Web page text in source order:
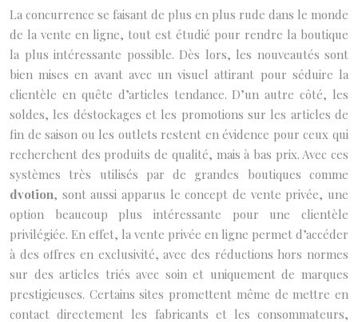
La concurrence se faisant de plus en plus rude dans le monde
de la vente en ligne, tout est étudié pour rendre la boutique
la plus intéressante possible. Dès lors, les nouveautés sont
bien mises en avant avec un visuel attirant pour séduire la
clientèle en quête d’articles tendance. D’un autre côté, les
soldes, les déstockages et les promotions sur les articles de
fin de saison ou les outlets restent en évidence pour ceux qui
recherchent des produits de qualité, mais à bas prix. Avec ces
systèmes très utilisés par de grandes boutiques comme
dvotion, sont aussi apparus le concept de vente privée, une
option beaucoup plus intéressante pour une clientèle
privilégiée. En effet, la vente privée en ligne permet d’accéder
à des offres en exclusivité, avec des réductions hors normes
sur des articles triés avec soin et uniquement de marques
prestigieuses. Certains sites promettent même de mettre en
contact directement les fabricants et les consommateurs,